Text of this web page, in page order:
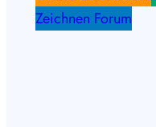
Zeichnen Forum